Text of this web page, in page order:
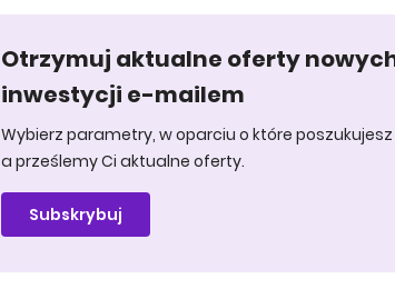
Otrzymuj aktualne oferty
inwestycji e-mailem
Wybierz parametry, w oparciu o które
a prześlemy Ci aktualne oferty.
Subskrybuj